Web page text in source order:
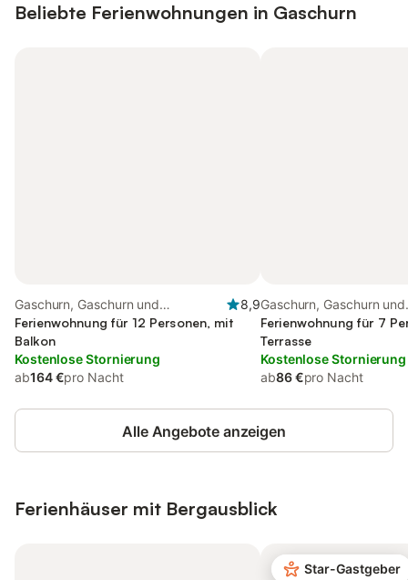
Beliebte Ferienwohnungen in Gaschurn
Gaschurn, Gaschurn und
Umgebung
8,9
Ferienwohnung für 12 Personen, mit
Balkon
Kostenlose Stornierung
ab164 €pro Nacht
Gaschurn, Gaschurn und
Umgebung
Ferienwohnung für 7
Terrasse
Kostenlose Stornierung
ab86 €pro Nacht
Alle Angebote anzeigen
Ferienhäuser mit Bergausblick
Star-Gastgeber